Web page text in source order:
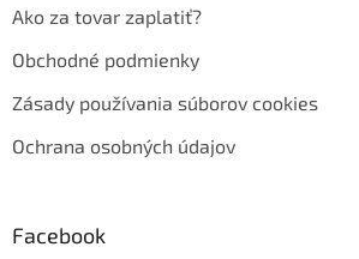
Ako za tovar zaplatiť?
Obchodné podmienky
Zásady používania súborov cookies
Ochrana osobných údajov
Facebook